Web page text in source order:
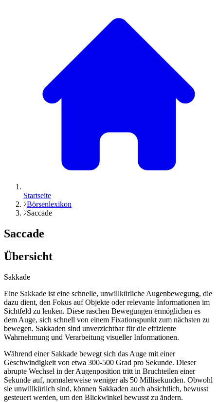
Startseite
Börsenlexikon
Saccade
Saccade
Übersicht
Sakkade
Eine Sakkade ist eine schnelle, unwillkürliche Augenbewegung, die
dazu dient, den Fokus auf Objekte oder relevante Informationen im
Sichtfeld zu lenken. Diese raschen Bewegungen ermöglichen es
dem Auge, sich schnell von einem Fixationspunkt zum nächsten zu
bewegen. Sakkaden sind unverzichtbar für die effiziente
Wahrnehmung und Verarbeitung visueller Informationen.
Während einer Sakkade bewegt sich das Auge mit einer
Geschwindigkeit von etwa 300-500 Grad pro Sekunde. Dieser
abrupte Wechsel in der Augenposition tritt in Bruchteilen einer
Sekunde auf, normalerweise weniger als 50 Millisekunden. Obwohl
sie unwillkürlich sind, können Sakkaden auch absichtlich, bewusst
gesteuert werden, um den Blickwinkel bewusst zu ändern.